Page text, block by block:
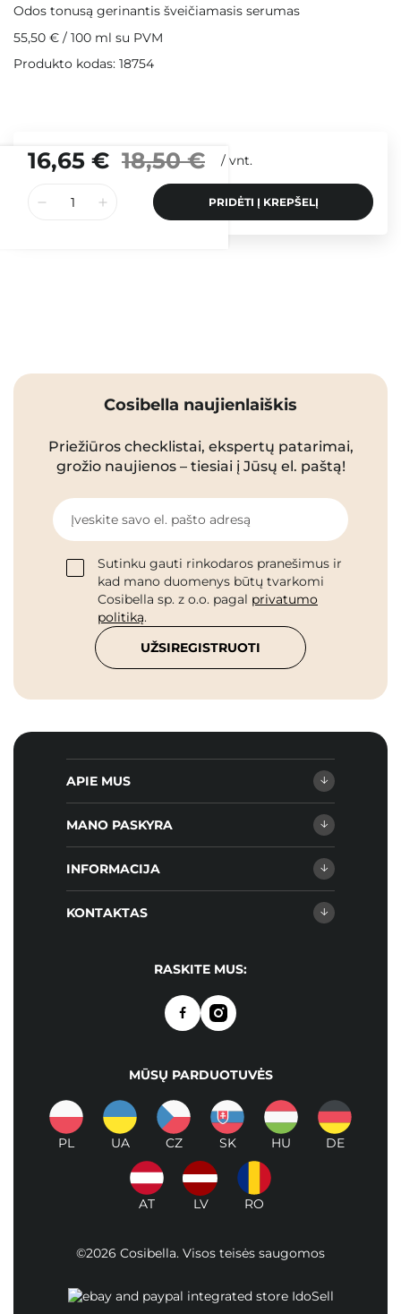
16,65 € 18,50 € / vnt.
PRIDĖTI Į KREPŠELĮ
Odos tonusą gerinantis šveičiamasis serumas
55,50 € / 100 ml su PVM
Produkto kodas: 18754
Cosibella naujienlaiškis
Priežiūros checklistai, ekspertų patarimai,
grožio naujienos – tiesiai į Jūsų el. paštą!
Įveskite savo el. pašto adresą
Sutinku gauti rinkodaros pranešimus ir
kad mano duomenys būtų tvarkomi
Cosibella sp. z o.o. pagal privatumo
politiką.
UŽSIREGISTRUOTI
APIE MUS
MANO PASKYRA
INFORMACIJA
KONTAKTAS
RASKITE MUS:
MŪSŲ PARDUOTUVĖS
PL UA CZ SK HU DE
AT LV RO
©2026 Cosibella. Visos teisės saugomos